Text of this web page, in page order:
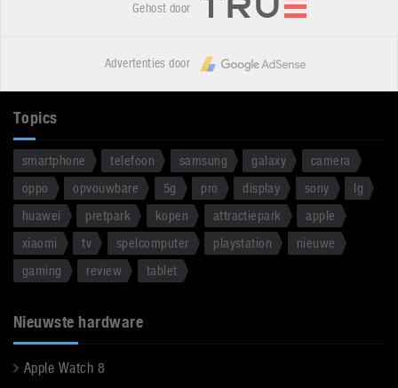
Gehost door
Advertenties door
Topics
smartphone telefoon samsung galaxy
camera
oppo
opvouwbare 5g pro display sony
lg
huawei
pretpark kopen attractiepark
apple
xiaomi
tv spelcomputer playstation
nieuwe
gaming
review tablet
Nieuwste hardware
Apple Watch 8